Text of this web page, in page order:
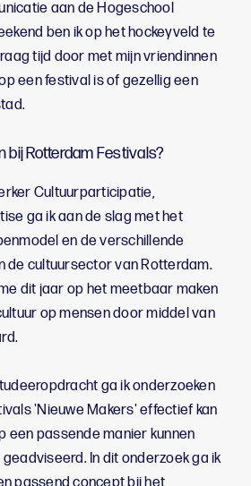
aan de Hogeschool
ben ik op het hockeyveld te
tijd door met mijn vriendinnen
een festival is of gezellig een
bij Rotterdam Festivals?
Cultuurparticipatie,
ga ik aan de slag met het
en de verschillende
de cultuursector van Rotterdam.
dit jaar op het meetbaar maken
op mensen door middel van
ga ik onderzoeken
'Nieuwe Makers' effectief kan
een passende manier kunnen
In dit onderzoek ga ik